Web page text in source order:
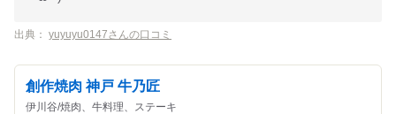
出典： yuyuyu0147さんの口コミ
創作焼肉 神戸 牛乃匠
伊川谷/焼肉、牛料理、ステーキ